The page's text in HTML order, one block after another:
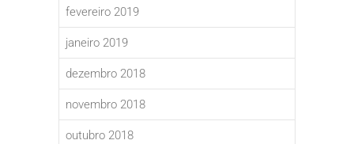
fevereiro 2019
janeiro 2019
dezembro 2018
novembro 2018
outubro 2018